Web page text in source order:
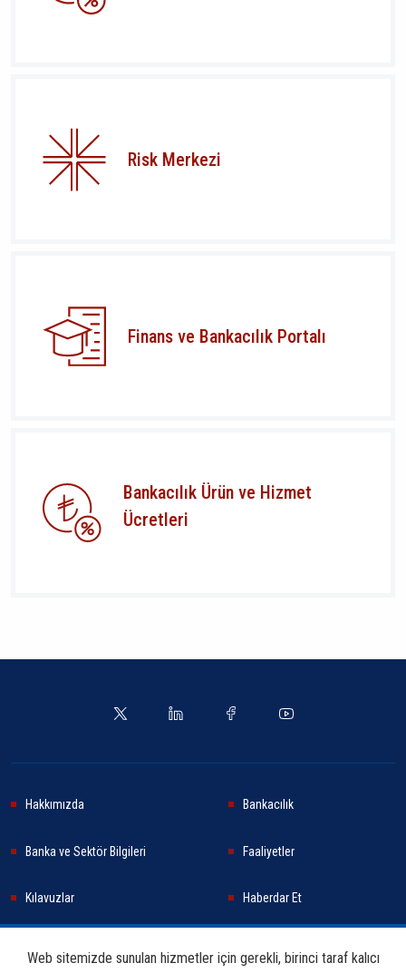
Risk Merkezi
Finans ve Bankacılık Portalı
Bankacılık Ürün ve Hizmet
Ücretleri
Hakkımızda Bankacılık
Banka ve Sektör Bilgileri Faaliyetler
Kılavuzlar Haberdar Et
Web sitemizde sunulan hizmetler için gerekli, birinci taraf kalıcı